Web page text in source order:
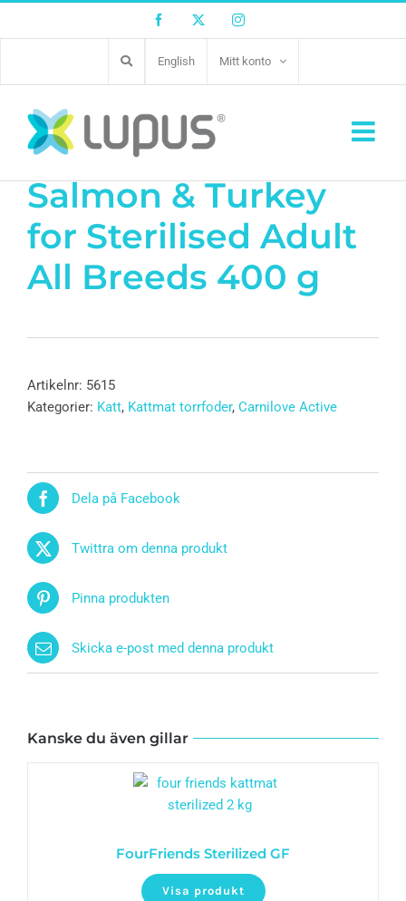
Facebook Twitter Instagram
English Mitt konto
CL Active Cat
Salmon & Turkey
for Sterilised Adult
All Breeds 400 g
Artikelnr: 5615
Kategorier: Katt, Kattmat torrfoder, Carnilove Active
Dela på Facebook
Twittra om denna produkt
Pinna produkten
Skicka e-post med denna produkt
Kanske du även gillar
FourFriends Sterilized GF
Visa produkt